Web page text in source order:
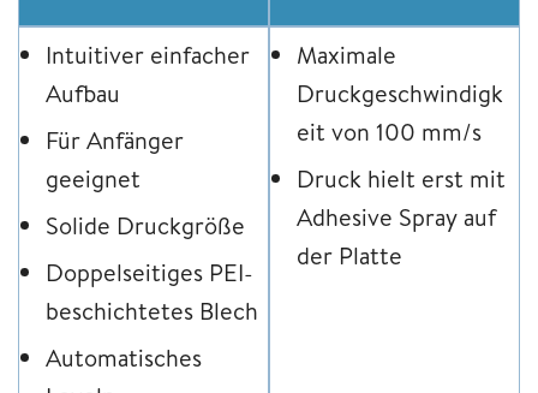
Intuitiver einfacher
Aufbau
Für Anfänger
geeignet
Solide Druckgröße
Doppelseitiges PEI-
beschichtetes Blech
Automatisches
Maximale
Druckgeschwindigk
eit von 100 mm/s
Druck hielt erst mit
Adhesive Spray auf
der Platte